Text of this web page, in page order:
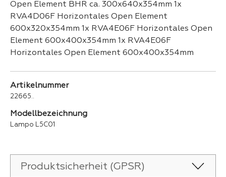
Open Element BHR ca. 300x640x354mm 1x
RVA4D06F Horizontales Open Element
600x320x354mm 1x RVA4E06F Horizontales Open
Element 600x400x354mm 1x RVA4E06F
Horizontales Open Element 600x400x354mm
Artikelnummer
22665..
Modellbezeichnung
Lampo L5C01
Produktsicherheit (GPSR)